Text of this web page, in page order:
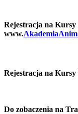
Rejestracja na Kursy
www.
Rejestracja na
Do zobaczenia na